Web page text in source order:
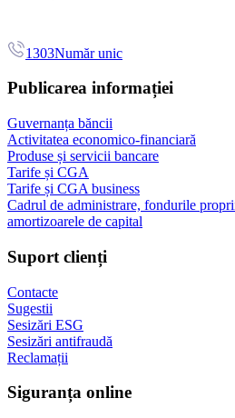
1303Număr unic
Publicarea informației
Guvernanța băncii
Activitatea economico-financiară
Produse și servicii bancare
Tarife și CGA
Tarife și CGA business
Cadrul de administrare, fondurile
amortizoarele de capital
Suport clienți
Contacte
Sugestii
Sesizări ESG
Sesizări antifraudă
Reclamații
Siguranța online